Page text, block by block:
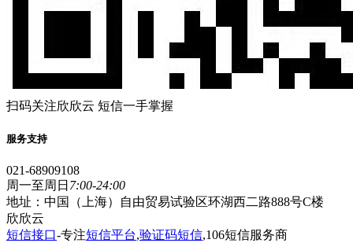
扫码关注欣欣云 短信一手掌握
服务支持
021-68909108
周一至周日 7:00-24:00
地址：中国（上海）自由贸易试验区环湖西二路888号C楼
欣欣云
短信接口-专注短信平台,验证码短信,106短信服务商